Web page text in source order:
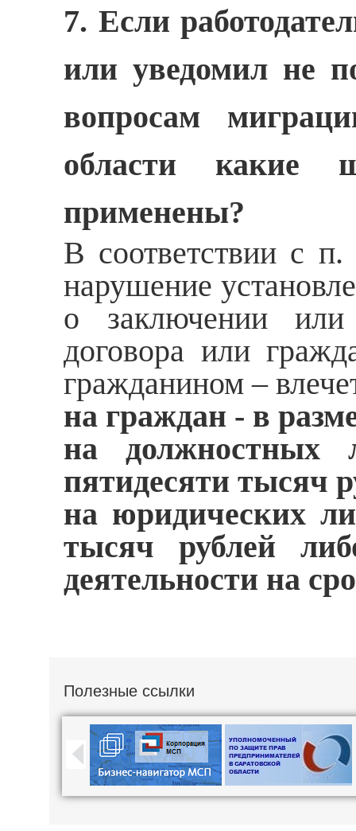
7. Если
или уведомил не
вопросам
области какие
применены?
В соответствии с
нарушение
о заключении или
договора или
гражданином –
на граждан - в
на
пятидесяти тысяч
на юридических
тысяч рублей
деятельности на
Полезные ссылки